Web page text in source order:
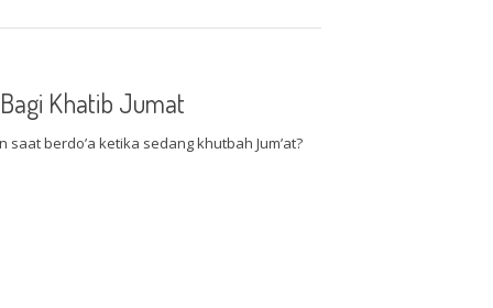
Khatib Jumat
berdo’a ketika sedang khutbah Jum’at?